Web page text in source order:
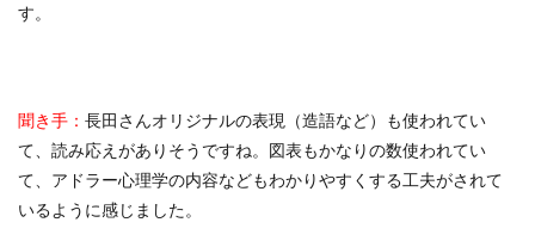
す。
聞き手： 長田さんオリジナルの表現（造語など）も使われてい
て、読み応えがありそうですね。図表もかなりの数使われてい
て、アドラー心理学の内容などもわかりやすくする工夫がされて
いるように感じました。